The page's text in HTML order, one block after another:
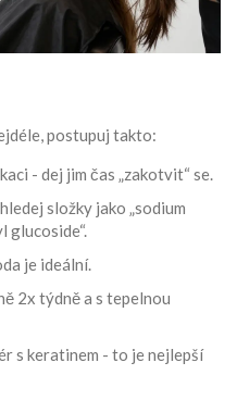
postupuj takto:
- dej jim čas „zakotvit“ se.
složky jako „sodium
glucoside“.
je ideální.
2x týdně a s tepelnou
s keratinem - to je nejlepší